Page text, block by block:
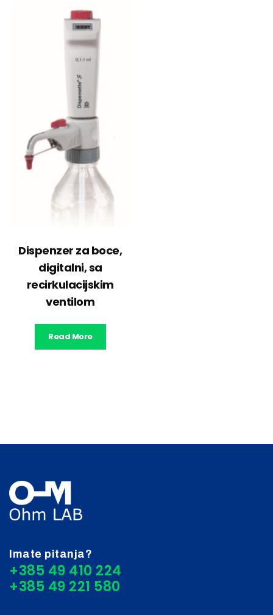
Dispenzer za boce,
digitalni, sa
recirkulacijskim
ventilom
Read More
Imate pitanja?
+385 49 410 224